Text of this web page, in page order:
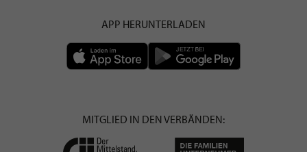
APP HERUNTERLADEN
MITGLIED IN DEN VERBÄNDEN: